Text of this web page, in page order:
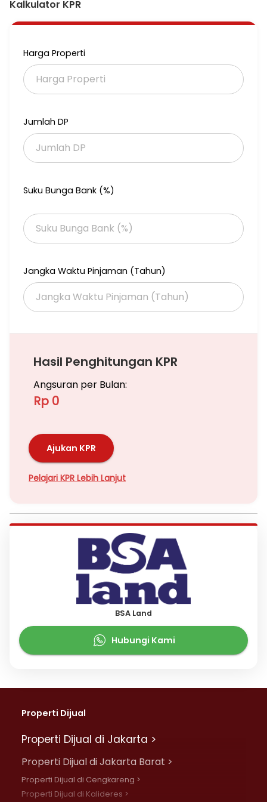
Kalkulator KPR
Harga Properti
Jumlah DP
Suku Bunga Bank (%)
Jangka Waktu Pinjaman (Tahun)
Hasil Penghitungan KPR
Angsuran per Bulan:
Rp 0
Ajukan KPR
Pelajari KPR Lebih Lanjut
BSA Land
Hubungi Kami
Properti Dijual
Properti Dijual di Jakarta >
Properti Dijual di Jakarta Barat >
Properti Dijual di Cengkareng >
Properti Dijual di Kalideres >